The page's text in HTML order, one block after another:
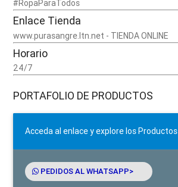
#RopaParaTodos
Enlace Tienda
www.purasangre.ltn.net - TIENDA ONLINE
Horario
24/7
PORTAFOLIO DE PRODUCTOS
Acceda al enlace y explore los Productos
PEDIDOS AL WHATSAPP>